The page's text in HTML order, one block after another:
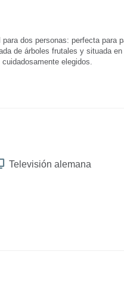
dos personas: perfecta para
de árboles frutales y situada
elegidos.
Televisión alemana